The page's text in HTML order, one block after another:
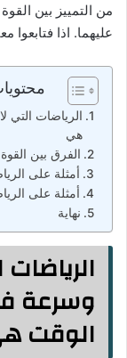
من التمييز بين
عليهما. اذا فتابعوا
الرياضات
هي
الفرق بين
أمثلة على
أمثلة على
نهاية
وسرعة
الوقت